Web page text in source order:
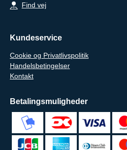
Find vej
Kundeservice
Cookie og Privatlivspolitik
Handelsbetingelser
Kontakt
Betalingsmuligheder